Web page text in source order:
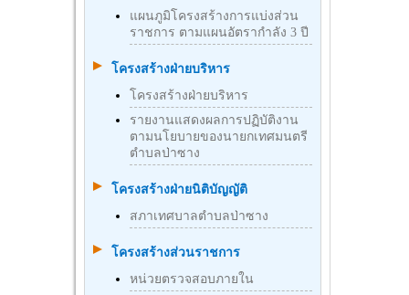
แผนภูมิโครงสร้างการแบ่งส่วน
ราชการ ตามแผนอัตรากำลัง 3 ปี
โครงสร้างฝ่ายบริหาร
โครงสร้างฝ่ายบริหาร
รายงานแสดงผลการปฏิบัติงาน
ตามนโยบายของนายกเทศมนตรี
ตำบลป่าซาง
โครงสร้างฝ่ายนิติบัญญัติ
สภาเทศบาลตำบลป่าซาง
โครงสร้างส่วนราชการ
หน่วยตรวจสอบภายใน